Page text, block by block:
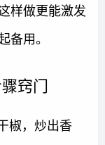
样做更能激发
备用。
窍门
椒，炒出香